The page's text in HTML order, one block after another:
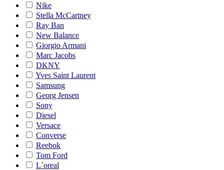
Nike
Stella McCartney
Ray Ban
New Balance
Giorgio Armani
Marc Jacobs
DKNY
Yves Saint Laurent
Samsung
Georg Jensen
Sony
Diesel
Versace
Converse
Reebok
Tom Ford
L´oreal